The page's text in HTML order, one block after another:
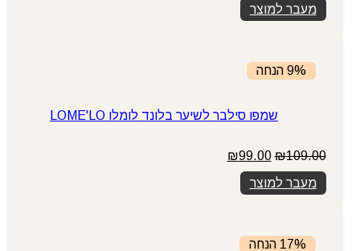
היה:
₪109.00.
מעבר למוצר
9% הנחה
שמפו סילבר לשיער בלונד לומלו LOME'LO
₪109.00
המחיר
המקורי
היה:
₪109.00.
₪99.00
מעבר למוצר
17% הנחה